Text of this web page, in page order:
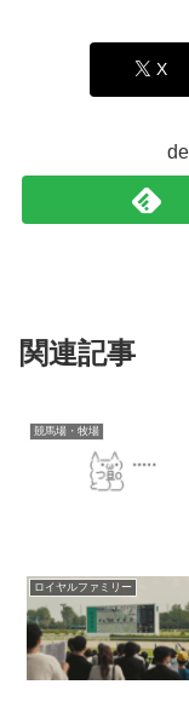
X
関連記事
競馬場・牧場
ロイヤルファミリー